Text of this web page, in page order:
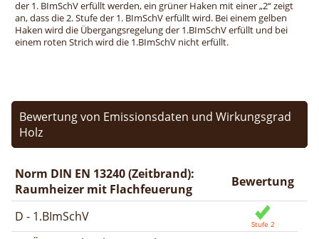
der 1. BImSchV erfüllt werden, ein grüner Haken mit einer „2“ zeigt
an, dass die 2. Stufe der 1. BImSchV erfüllt wird. Bei einem gelben
Haken wird die Übergangsregelung der 1.BImSchV erfüllt und bei
einem roten Strich wird die 1.BImSchV nicht erfüllt.
Bewertung von Emissionsdaten und Wirkungsgrad
Holz
Norm DIN EN 13240 (Zeitbrand):
Raumheizer mit Flachfeuerung
Bewertung
D - 1.BImSchV